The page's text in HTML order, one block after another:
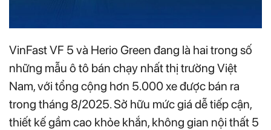
VinFast VF 5 và Herio Green đang là hai trong số
những mẫu ô tô bán chạy nhất thị trường Việt
Nam, với tổng cộng hơn 5.000 xe được bán ra
trong tháng 8/2025. Sở hữu mức giá dễ tiếp cận,
thiết kế gầm cao khỏe khắn, không gian nội thất 5